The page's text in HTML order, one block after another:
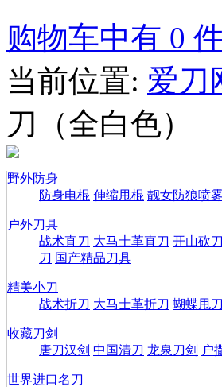
购物车中有 0
当前位置: 爱刀
刀（全白色）
野外防身
防身电棍 伸缩甩棍 靓女防狼喷雾
户外刀具
战术直刀 大马士革直刀 开山砍刀
刀 国产精品刀具
精美小刀
战术折刀 大马士革折刀 蝴蝶甩刀
收藏刀剑
唐刀汉剑 中国清刀 龙泉刀剑 户
世界进口名刀